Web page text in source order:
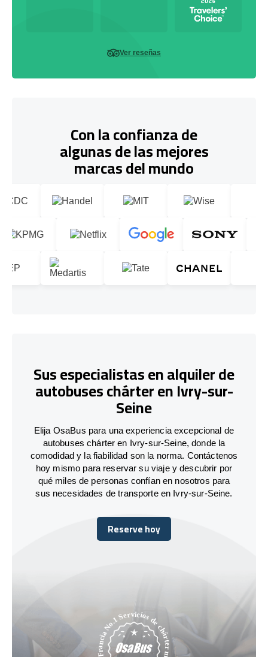
Ver reseñas
Con la confianza de
algunas de las mejores
marcas del mundo
Sus especialistas en alquiler de
autobuses chárter en Ivry-sur-
Seine
Elija OsaBus para una experiencia excepcional de
autobuses chárter en Ivry-sur-Seine, donde la
comodidad y la fiabilidad son la norma. Contáctenos
hoy mismo para reservar su viaje y descubrir por
qué miles de personas confían en nosotros para
sus necesidades de transporte en Ivry-sur-Seine.
Reserve hoy
Reserve hoy